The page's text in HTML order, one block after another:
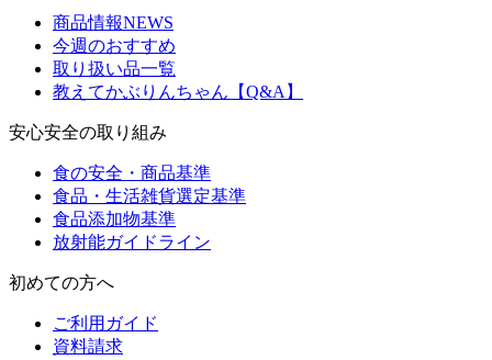
商品情報NEWS
今週のおすすめ
取り扱い品一覧
教えてかぶりんちゃん【Q&A】
安心安全の取り組み
食の安全・商品基準
食品・生活雑貨選定基準
食品添加物基準
放射能ガイドライン
初めての方へ
ご利用ガイド
資料請求